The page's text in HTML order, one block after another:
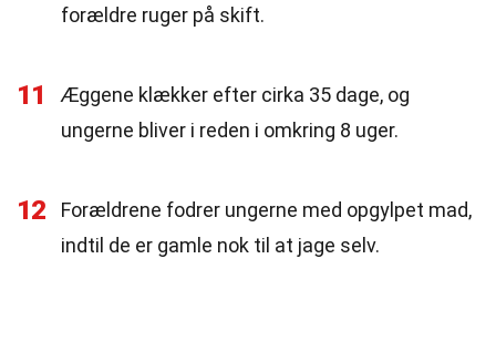
forældre ruger på skift.
11
Æggene klækker efter cirka 35 dage, og
ungerne bliver i reden i omkring 8 uger.
12
Forældrene fodrer ungerne med opgylpet mad,
indtil de er gamle nok til at jage selv.